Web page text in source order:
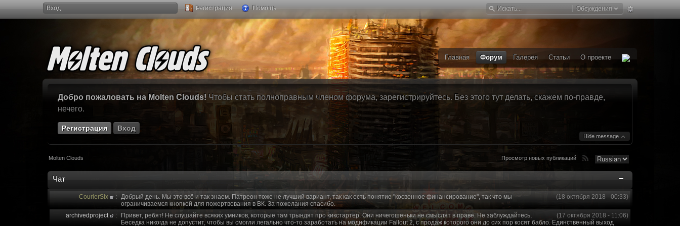
Вход Помощь
Регистрация Обсуждения
Главная Форум Галерея Статьи О проекте
Добро пожаловать на Molten Clouds! Чтобы стать полноправным членом форума, зарегистрируйтесь. Без этого тут делать, скажем по-правде,
нечего.
Регистрация Вход
Hide message
Molten Clouds Просмотр новых публикаций
Чат
CourierSix : (18 октября 2018 - 00:33)
Добрый день. Мы это всё и так знаем. Патреон тоже не лучший вариант, так как есть понятие "косвенное финансирование", так что мы
ограничиваемся кнопкой для пожертвования в ВК. За пожелания спасибо.
archivedproject
: (17 октября 2018 - 11:06)
Привет, ребят! Не слушайте всяких умников, которые там трындят про кикстартер. Они ничегошеньки не смыслят в праве. Не заблуждайтесь,
Беседка никогда не допустит, чтобы вы смогли легально что-то заработать на модификации Fallout 2, с продаж которого они до сих пор косят бабло. Единственный выход